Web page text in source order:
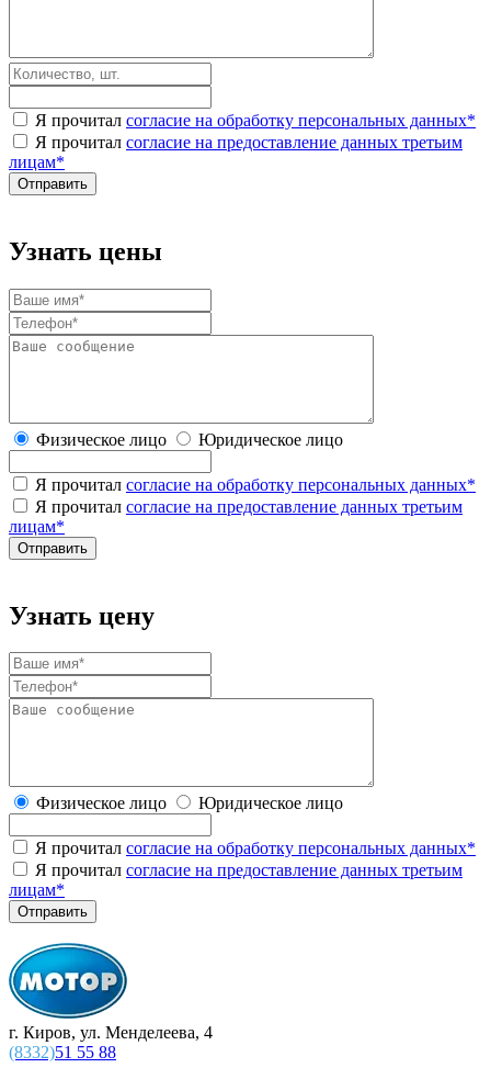
Я прочитал согласие на обработку персональных данных*
Я прочитал согласие на предоставление данных третьим
лицам*
Узнать цены
Физическое лицо Юридическое лицо
Я прочитал согласие на обработку персональных данных*
Я прочитал согласие на предоставление данных третьим
лицам*
Узнать цену
Физическое лицо Юридическое лицо
Я прочитал согласие на обработку персональных данных*
Я прочитал согласие на предоставление данных третьим
лицам*
г. Киров, ул. Менделеева, 4
(8332)51 55 88